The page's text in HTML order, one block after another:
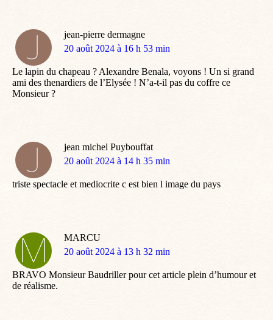
jean-pierre dermagne
dit
20 août 2024 à 16 h 53 min
Le lapin du chapeau ? Alexandre Benala, voyons ! Un si grand
ami des thenardiers de l’Elysée ! N’a-t-il pas du coffre ce
Monsieur ?
jean michel Puybouffat
dit
20 août 2024 à 14 h 35 min
triste spectacle et mediocrite c est bien l image du pays
MARCU
dit
20 août 2024 à 13 h 32 min
BRAVO Monsieur Baudriller pour cet article plein d’humour et
de réalisme.